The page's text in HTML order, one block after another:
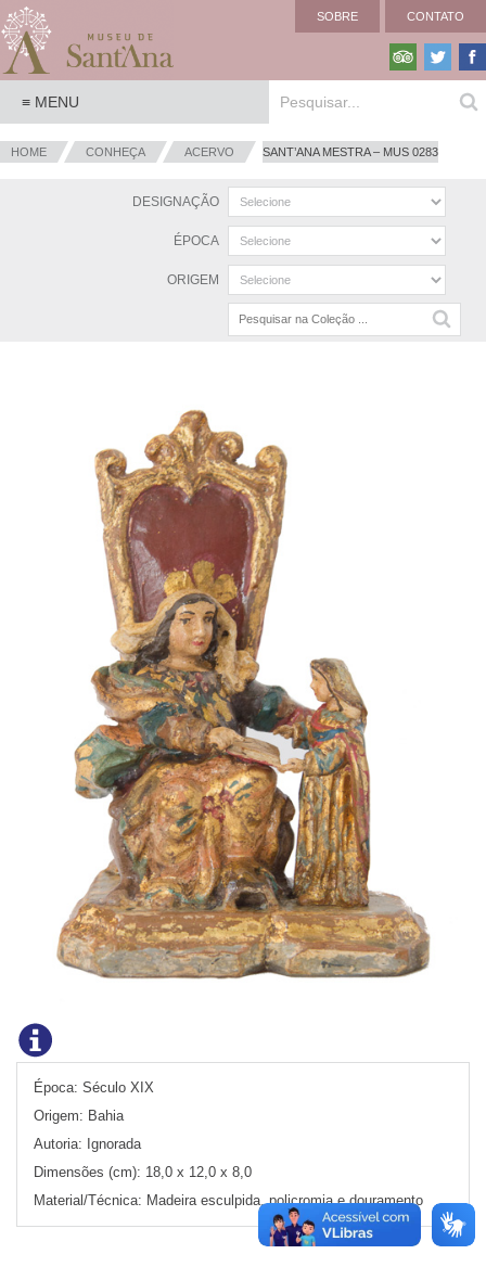
SOBRE CONTATO
HOME CONHEÇA ACERVO SANT’ANA MESTRA – MUS 0283
DESIGNAÇÃO
ÉPOCA
ORIGEM
Época: Século XIX
Origem: Bahia
Autoria: Ignorada
Dimensões (cm): 18,0 x 12,0 x 8,0
Material/Técnica: Madeira esculpida, policromia e douramento